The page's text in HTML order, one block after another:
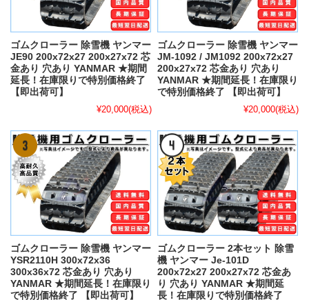
ゴムクローラー 除雪機 ヤンマー
JE90 200x72x27 200x27x72 芯
金あり 穴あり YANMAR ★期間
延長！在庫限りで特別価格終了
【即出荷可】
¥20,000(税込)
ゴムクローラー 除雪機 ヤンマー
JM-1092 / JM1092 200x72x27
200x27x72 芯金あり 穴あり
YANMAR ★期間延長！在庫限り
で特別価格終了 【即出荷可】
¥20,000(税込)
ゴムクローラー 除雪機 ヤンマー
YSR2110H 300x72x36
300x36x72 芯金あり 穴あり
YANMAR ★期間延長！在庫限り
で特別価格終了 【即出荷可】
ゴムクローラー 2本セット 除雪
機 ヤンマー Je-101D
200x72x27 200x27x72 芯金あ
り 穴あり YANMAR ★期間延
長！在庫限りで特別価格終了